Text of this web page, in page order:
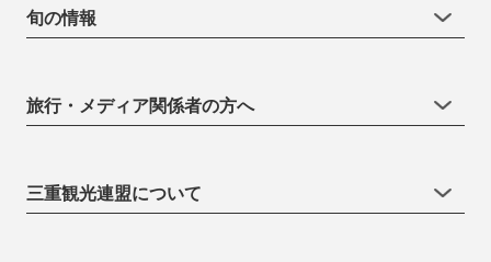
旬の情報
旅行・メディア関係者の方へ
三重観光連盟について